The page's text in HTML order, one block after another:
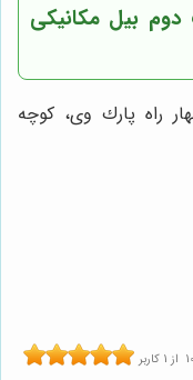
بیل مکانیکی
راه پارك وى، كوچه
10 از 1 کاربر